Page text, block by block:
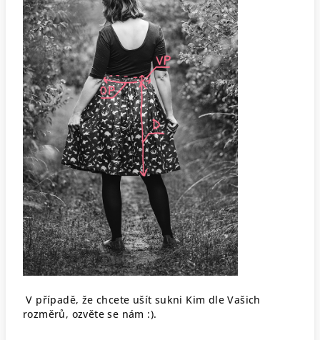
V případě, že chcete ušít sukni Kim dle Vašich
rozměrů, ozvěte se nám :).